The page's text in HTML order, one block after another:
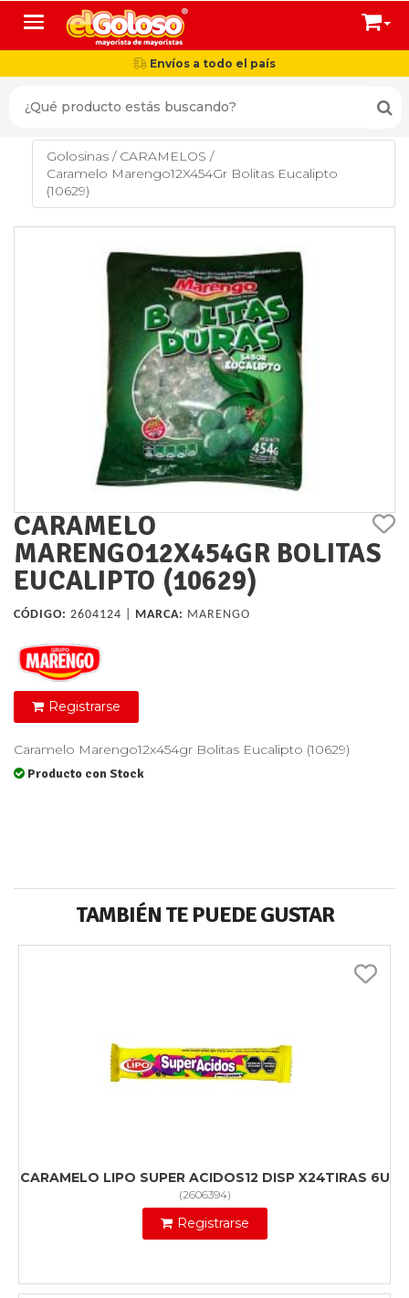
Toggle navigation
Envíos a todo el país
Golosinas / CARAMELOS /
Caramelo Marengo12X454Gr Bolitas Eucalipto
(10629)
CARAMELO
MARENGO12X454GR BOLITAS
EUCALIPTO (10629)
CÓDIGO: 2604124 | MARCA: MARENGO
Registrarse
Caramelo Marengo12x454gr Bolitas Eucalipto (10629)
Producto con Stock
TAMBIÉN TE PUEDE GUSTAR
CARAMELO LIPO SUPER ACIDOS12 DISP X24TIRAS 6U
(2606394)
Registrarse